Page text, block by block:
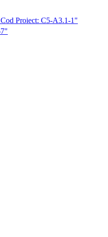
Cod Proiect: C5-A3.1-1"